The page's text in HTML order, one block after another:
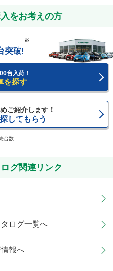
をお考えの方
突破!
※
台入荷！
を探す
ご紹介します！
してもらう
台数
グ関連リンク
ログ一覧へ
報へ